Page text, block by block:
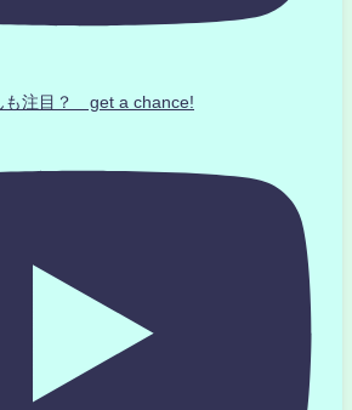
も注目？ get a chance!